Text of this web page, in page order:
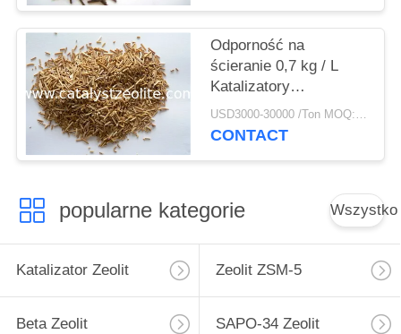
Odporność na
ścieranie 0,7 kg / L
Katalizatory
hydroprocesorowe
USD3000-30000 /Ton MOQ:1 KG
CONTACT
popularne kategorie Wszystko
Katalizator Zeolit Zeolit ​​ZSM-5
Beta Zeolit SAPO-34 Zeolit